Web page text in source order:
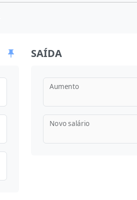
SAÍDA
Aumento
Novo salário